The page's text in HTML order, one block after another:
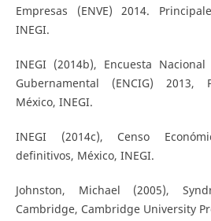
Empresas (ENVE) 2014.
INEGI.
INEGI (2014b), Encuesta
Gubernamental (ENCIG) 2013,
México, INEGI.
INEGI (2014c), Censo
definitivos, México, INEGI.
Johnston, Michael (2005),
Cambridge, Cambridge University